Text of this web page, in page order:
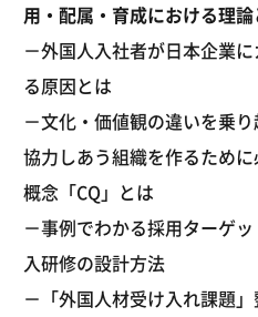
用・配属・育成における理
－外国人入社者が日本企業
る原因とは
－文化・価値観の違いを乗
協力しあう組織を作るため
概念「CQ」とは
－事例でわかる採用ターゲ
入研修の設計方法
－「外国人材受け入れ課題